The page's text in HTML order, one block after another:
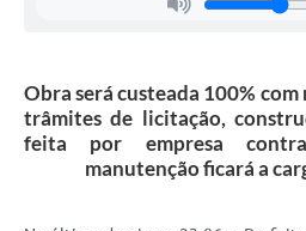
Telefones Úteis
Obra será custeada 100%
trâmites de licitação,
feita por empresa
manutenção ficará a